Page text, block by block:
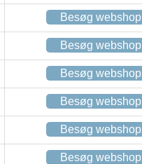
Besøg webshop
Besøg webshop
Besøg webshop
Besøg webshop
Besøg webshop
Besøg webshop